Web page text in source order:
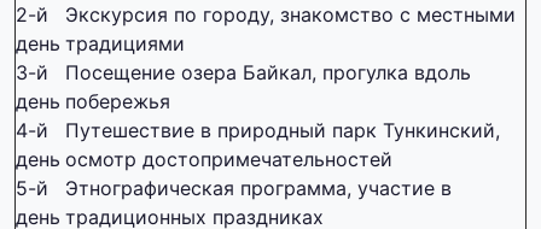
2-й
день
Экскурсия по городу, знакомство с местными
традициями
3-й
день
Посещение озера Байкал, прогулка вдоль
побережья
4-й
день
Путешествие в природный парк Тункинский,
осмотр достопримечательностей
5-й
день
Этнографическая программа, участие в
традиционных праздниках